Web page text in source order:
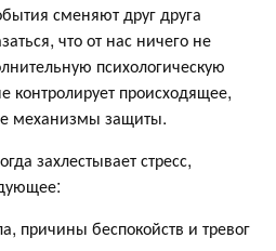
сменяют друг друга
что от нас ничего не
психологическую
контролирует происходящее,
механизмы защиты.
захлестывает стресс,
беспокойств и тревог